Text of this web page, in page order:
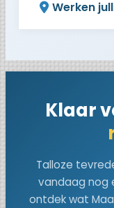
Werken
Klaar
Talloze
vandaag nog
ontdek wat